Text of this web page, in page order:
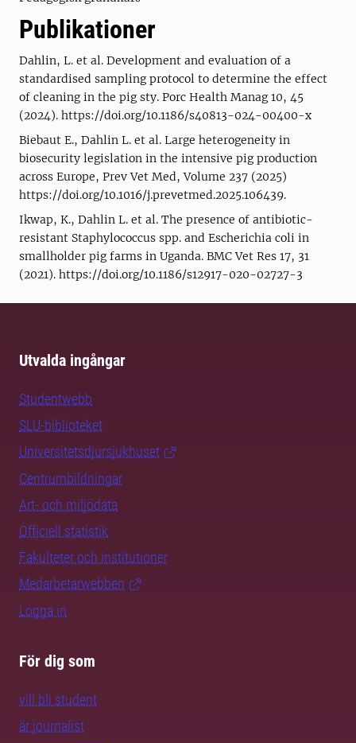
Publikationer
Dahlin, L. et al. Development and evaluation of a
standardised sampling protocol to determine the effect
of cleaning in the pig sty. Porc Health Manag 10, 45
(2024). https://doi.org/10.1186/s40813-024-00400-x
Biebaut E., Dahlin L. et al. Large heterogeneity in
biosecurity legislation in the intensive pig production
across Europe, Prev Vet Med, Volume 237 (2025)
https://doi.org/10.1016/j.prevetmed.2025.106439.
Ikwap, K., Dahlin L. et al. The presence of antibiotic-
resistant Staphylococcus spp. and Escherichia coli in
smallholder pig farms in Uganda. BMC Vet Res 17, 31
(2021). https://doi.org/10.1186/s12917-020-02727-3
Utvalda ingångar
Studentwebb
SLU-biblioteket
Universitetsdjursjukhuset
Centrumbildningar
Art- och miljödata
Officiell statistik
Fakulteter och institutioner
Medarbetarwebben
Logga in
För dig som
vill bli student
är journalist